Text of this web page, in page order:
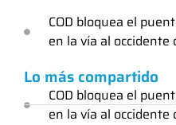
COD bloquea el
en la vía al occidente
Lo más compartido
COD bloquea el
en la vía al occidente